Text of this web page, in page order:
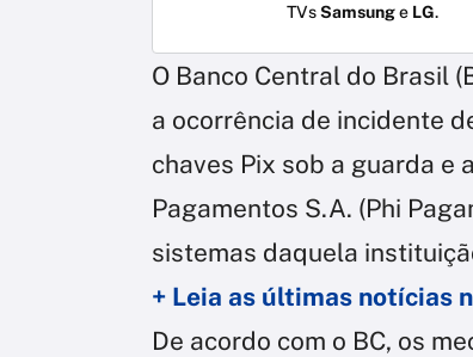
TVsSamsunge LG.
O Banco Central do Brasil
a ocorrência de incidente
chaves Pix sob a guarda e
Pagamentos S.A. (Phi
sistemas daquela
+ Leia as últimas notícias
De acordo com o BC, os